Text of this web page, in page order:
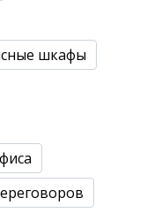
шкафы